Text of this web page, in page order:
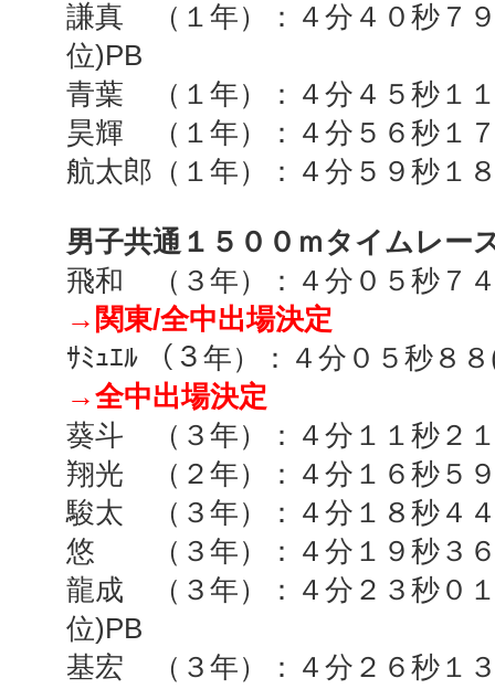
謙真 （１年）：４分４０秒７
位)PB
青葉 （１年）：４分４５秒１
昊輝 （１年）：４分５６秒１
航太郎（１年）：４分５９秒１
男子共通１５００ｍタイムレー
飛和 （３年）：４分０５秒７
→関東/全中出場決定
ｻﾐｭｴﾙ （３年）：４分０５秒８８
→全中出場決定
葵斗 （３年）：４分１１秒２
翔光 （２年）：４分１６秒５
駿太 （３年）：４分１８秒４
悠 （３年）：４分１９秒３
龍成 （３年）：４分２３秒０
位)PB
基宏 （３年）：４分２６秒１